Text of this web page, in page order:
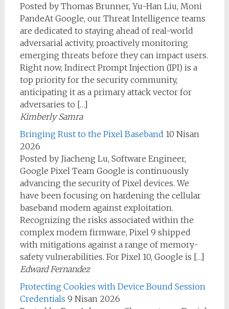
Posted by Thomas Brunner, Yu-Han Liu, Moni
PandeAt Google, our Threat Intelligence teams
are dedicated to staying ahead of real-world
adversarial activity, proactively monitoring
emerging threats before they can impact users.
Right now, Indirect Prompt Injection (IPI) is a
top priority for the security community,
anticipating it as a primary attack vector for
adversaries to […]
Kimberly Samra
Bringing Rust to the Pixel Baseband 10 Nisan
2026
Posted by Jiacheng Lu, Software Engineer,
Google Pixel Team Google is continuously
advancing the security of Pixel devices. We
have been focusing on hardening the cellular
baseband modem against exploitation.
Recognizing the risks associated within the
complex modem firmware, Pixel 9 shipped
with mitigations against a range of memory-
safety vulnerabilities. For Pixel 10, Google is […]
Edward Fernandez
Protecting Cookies with Device Bound Session
Credentials 9 Nisan 2026